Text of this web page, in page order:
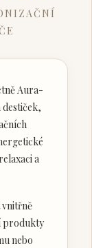
Aura-
a
produkty
nebo